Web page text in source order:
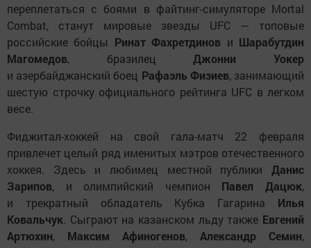
переплетаться с боями в файтинг-симуляторе Mortal
Combat, станут мировые звезды UFC — топовые
российские бойцы Ринат Фахретдинов и Шарабутдин
Магомедов, бразилецДжонни Уокер
и азербайджанский боец Рафаэль Физиев, занимающий
шестую строчку официального рейтинга UFC в легком
весе.
Фиджитал-хоккей на свой гала-матч 22 февраля
привлечет целый ряд именитых мэтров отечественного
хоккея. Здесь и любимец местной публики Данис
Зарипов, и олимпийский чемпион Павел Дацюк,
и трекратный обладатель Кубка Гагарина Илья
Ковальчук. Сыграют на казанском льду также Евгений
Артюхин, Максим Афиногенов, Александр Семин,